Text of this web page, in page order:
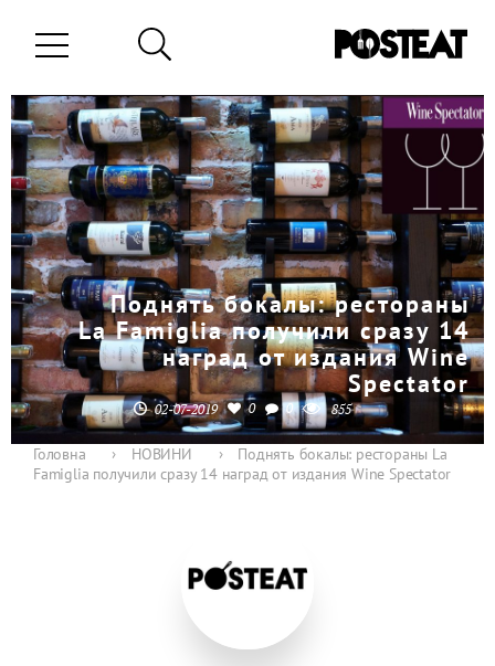
Поднять бокалы: рестораны
La Famiglia получили сразу 14
наград от издания Wine
Spectator
02-07-2019 0 0 855
Головна › НОВИНИ ›
Поднять бокалы: рестораны La
Famiglia получили сразу 14 наград от издания Wine Spectator